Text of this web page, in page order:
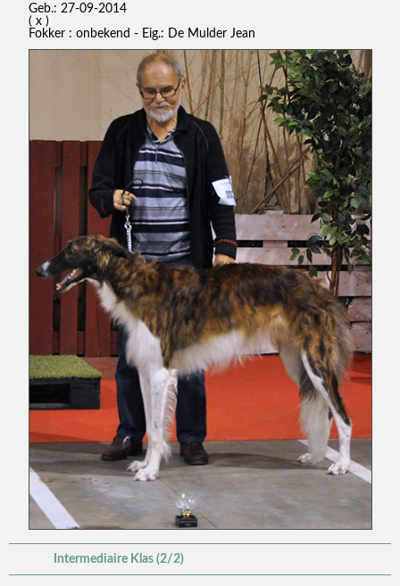
Geb.: 27-09-2014
( x )
Fokker : onbekend - Eig.: De Mulder Jean
Intermediaire Klas (2/2)